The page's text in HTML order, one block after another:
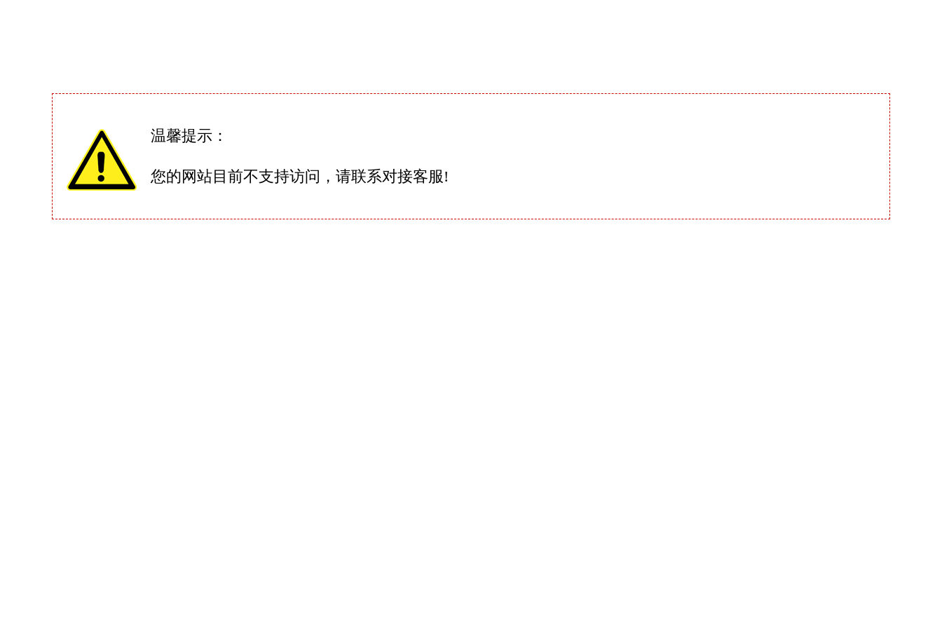
温馨提示：
您的网站目前不支持访问，请联系对接客服!